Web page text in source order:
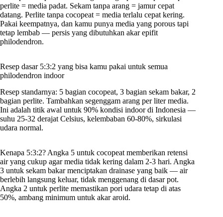
perlite = media padat. Sekam tanpa arang = jamur cepat
datang. Perlite tanpa cocopeat = media terlalu cepat kering.
Pakai keempatnya, dan kamu punya media yang porous tapi
tetap lembab — persis yang dibutuhkan akar epifit
philodendron.
Resep dasar 5:3:2 yang bisa kamu pakai untuk semua
philodendron indoor
Resep standarnya: 5 bagian cocopeat, 3 bagian sekam bakar, 2
bagian perlite. Tambahkan segenggam arang per liter media.
Ini adalah titik awal untuk 90% kondisi indoor di Indonesia —
suhu 25-32 derajat Celsius, kelembaban 60-80%, sirkulasi
udara normal.
Kenapa 5:3:2? Angka 5 untuk cocopeat memberikan retensi
air yang cukup agar media tidak kering dalam 2-3 hari. Angka
3 untuk sekam bakar menciptakan drainase yang baik — air
berlebih langsung keluar, tidak menggenang di dasar pot.
Angka 2 untuk perlite memastikan pori udara tetap di atas
50%, ambang minimum untuk akar aroid.